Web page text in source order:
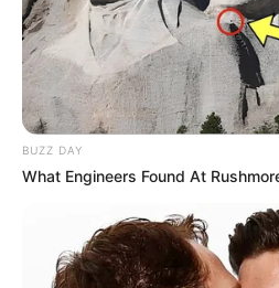
BUZZ DAY
What Engineers Found At